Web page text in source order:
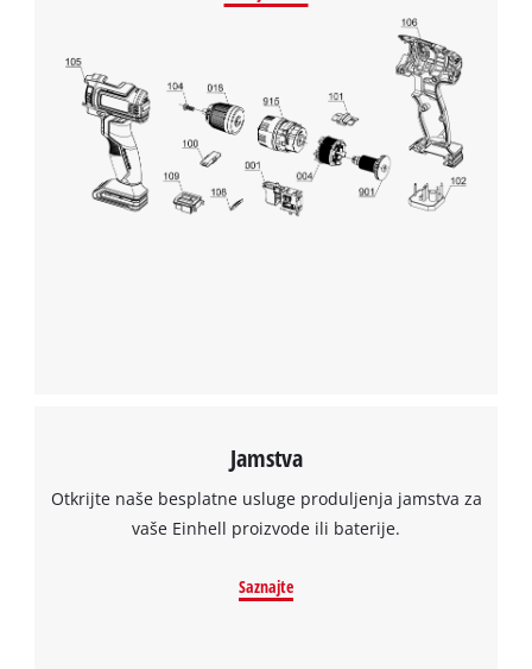
to trackers that are not disclosed to the
visitor. The website owner needs to setup
the site with their CMP to add this content
to the list of technologies used.
Powered byUsercentrics Consent
Management Platform
Jamstva
Otkrijte naše besplatne usluge produljenja jamstva za
vaše Einhell proizvode ili baterije.
Saznajte